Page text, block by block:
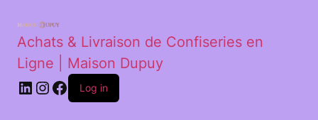
Achats & Livraison de Confiseries en
Ligne | Maison Dupuy
Log in